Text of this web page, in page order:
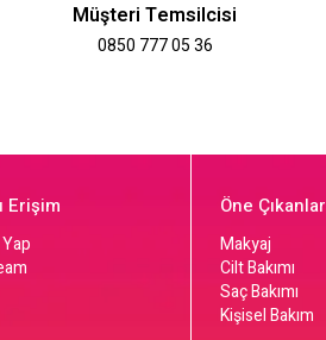
Müşteri Temsilcisi
0850 777 05 36
Erişim Öne Çıkanlar
Makyaj
Cilt Bakımı
Saç Bakımı
Kişisel Bakım